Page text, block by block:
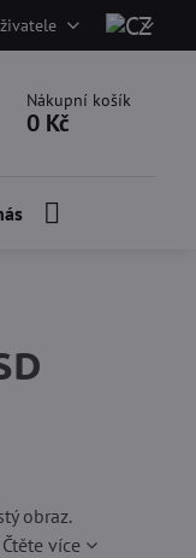
Nákupní košík
0 Kč
obraz.
Čtěte více